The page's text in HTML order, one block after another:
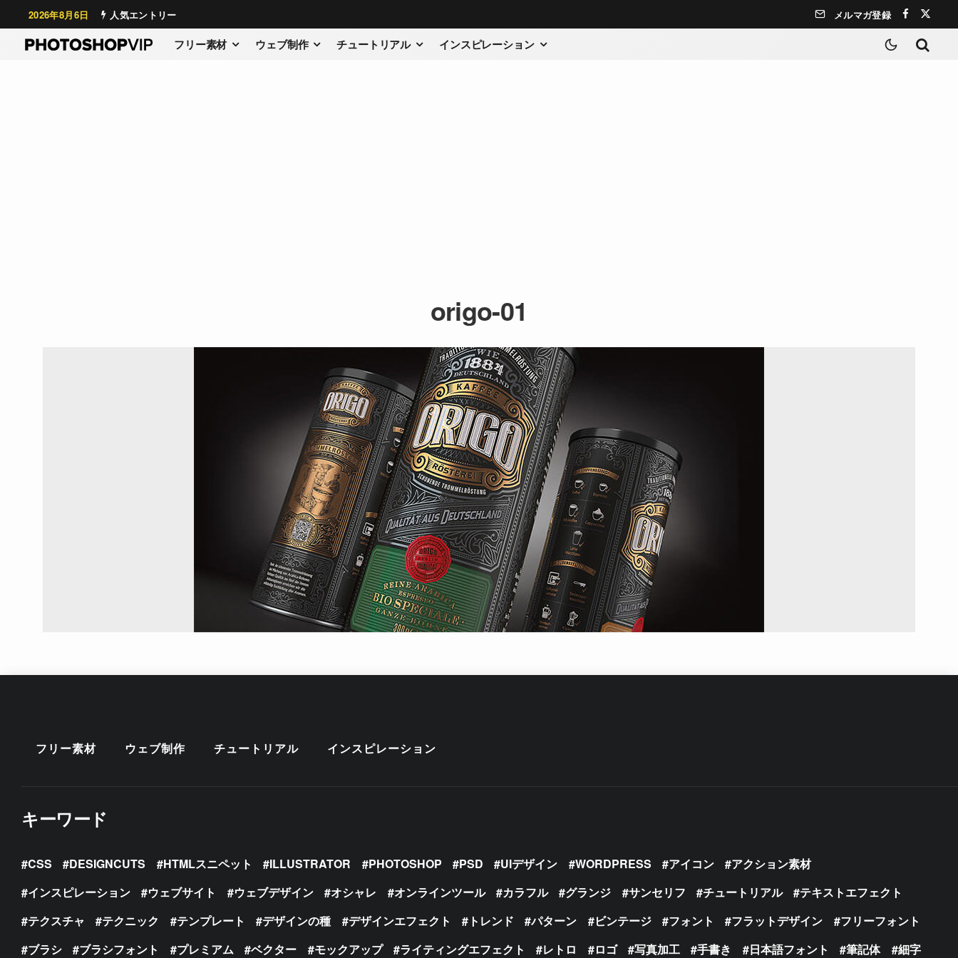
2026年8月6日 人気エントリー メルマガ登録
フリー素材 ウェブ制作 チュートリアル インスピレーション
origo-01
フリー素材 ウェブ制作 チュートリアル インスピレーション
キーワード
CSS DESIGNCUTS HTMLスニペット ILLUSTRATOR PHOTOSHOP PSD UIデザイン WORDPRESS アイコン
アクション素材
インスピレーション
ウェブサイト ウェブデザイン オシャレ オンラインツール カラフル グランジ サンセリフ チュートリアル
テキストエフェクト
テクスチャ
テクニック テンプレート デザインの種 デザインエフェクト トレンド パターン ビンテージ フォント フラットデザイン
フリーフォント
ブラシ
ブラシフォント プレミアム ベクター モックアップ ライティングエフェクト レトロ ロゴ 写真加工 手書き 日本語フォント 筆記体 細字